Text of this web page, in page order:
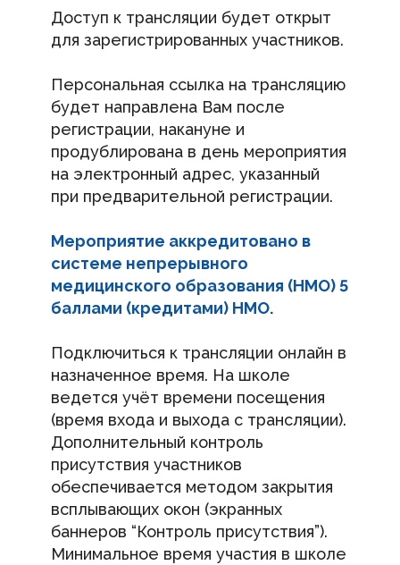
Доступ к трансляции будет открыт
для зарегистрированных участников.
Персональная ссылка на трансляцию
будет направлена Вам после
регистрации, накануне и
продублирована в день мероприятия
на электронный адрес, указанный
при предварительной регистрации.
Мероприятие аккредитовано в
системе непрерывного
медицинского образования (НМО) 5
баллами (кредитами) НМО.
Подключиться к трансляции онлайн в
назначенное время. На школе
ведется учёт времени посещения
(время входа и выхода с трансляции).
Дополнительный контроль
присутствия участников
обеспечивается методом закрытия
всплывающих окон (экранных
баннеров “Контроль присутствия”).
Минимальное время участия в школе